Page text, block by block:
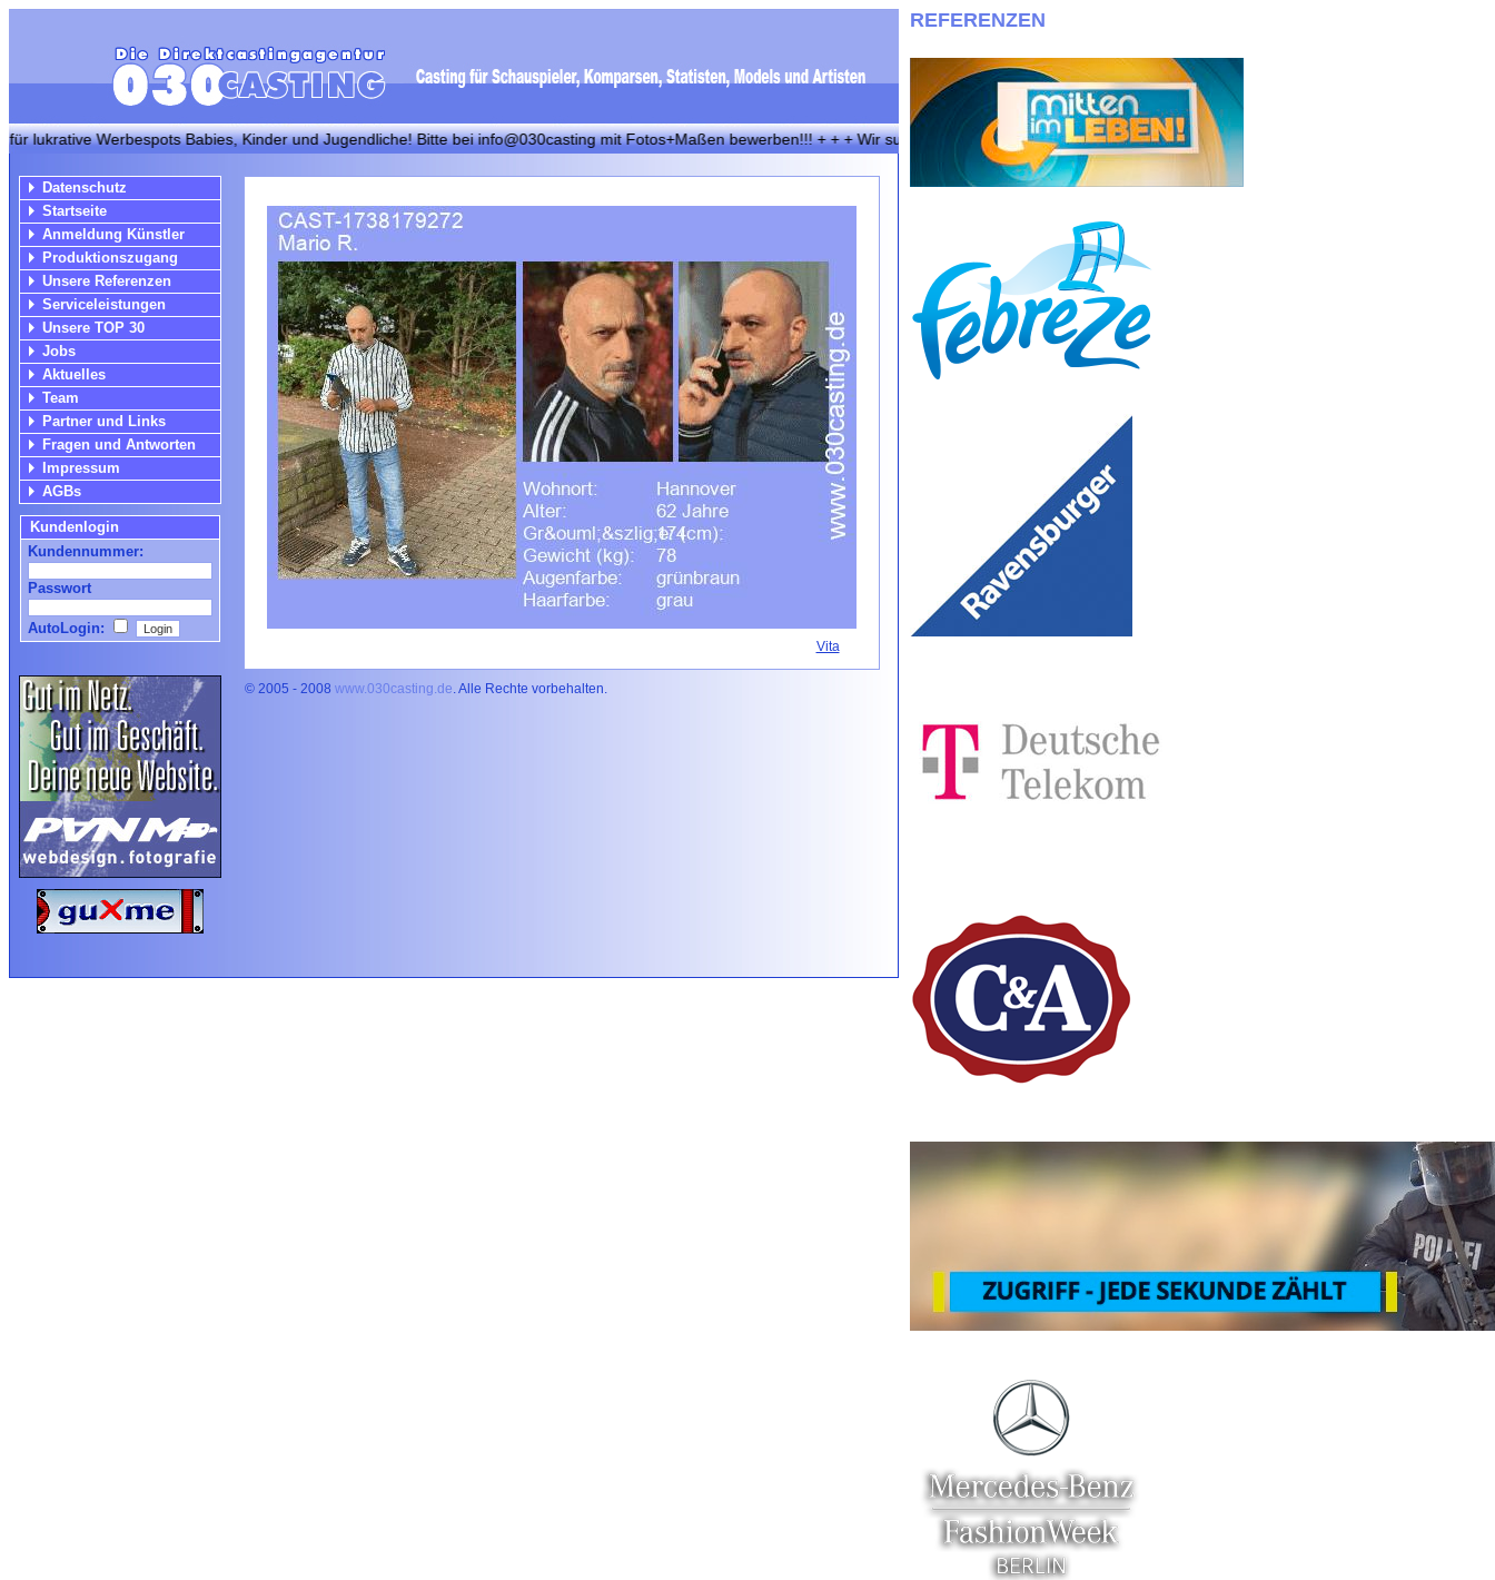
Werbespots Babies, Kinder und Jugendliche! Bitte bei info@030casting mit Fotos+Maßen bewerben!!! + + + Wir suchen immer eineige Zwillinge! Bewerbungen bitte an info@030casting.de + + +
Datenschutz
Startseite
Anmeldung Künstler
Produktionszugang
Unsere Referenzen
Serviceleistungen
Unsere TOP 30
Jobs
Aktuelles
Team
Partner und Links
Fragen und Antworten
Impressum
AGBs
Kundenlogin
Kundennummer:
Passwort
AutoLogin:
Vita
© 2005 - 2008 www.030casting.de. Alle Rechte vorbehalten.
REFERENZEN